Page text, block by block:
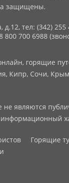
защищены.
д.12, тел: (342) 255
700 6988
горящие
Кипр, Сочи,
не являются
Горящие